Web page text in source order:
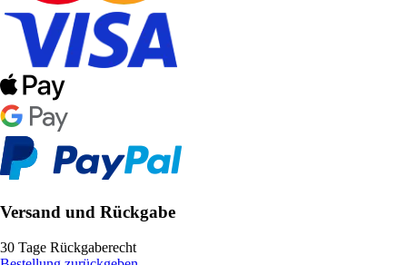
Versand und Rückgabe
30 Tage Rückgaberecht